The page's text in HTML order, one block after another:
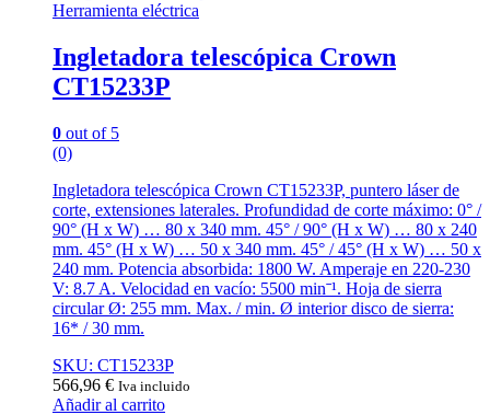
Herramienta eléctrica
Ingletadora telescópica Crown
CT15233P
0 out of 5
(0)
Ingletadora telescópica Crown CT15233P, puntero láser de
corte, extensiones laterales. Profundidad de corte máximo: 0° /
90° (H x W) … 80 x 340 mm. 45° / 90° (H x W) … 80 x 240
mm. 45° (H x W) … 50 x 340 mm. 45° / 45° (H x W) … 50 x
240 mm. Potencia absorbida: 1800 W. Amperaje en 220-230
V: 8.7 A. Velocidad en vacío: 5500 minˉ¹. Hoja de sierra
circular Ø: 255 mm. Max. / min. Ø interior disco de sierra:
16* / 30 mm.
SKU: CT15233P
566,96 € Iva incluido
Añadir al carrito